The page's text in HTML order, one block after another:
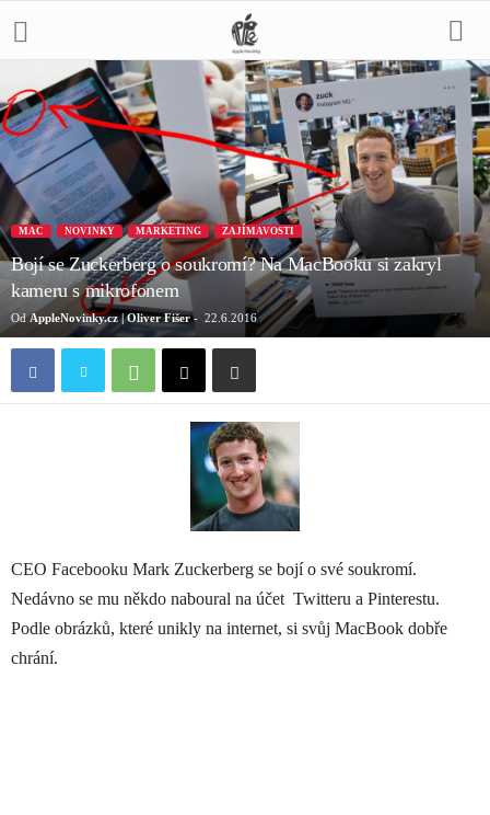
MAC NOVINKY MARKETING ZAJÍMAVOSTI
Bojí se Zuckerberg o soukromí? Na MacBooku si zakryl
kameru s mikrofonem
Od AppleNovinky.cz | Oliver Fišer- 22.6.2016
CEO Facebooku Mark Zuckerberg se bojí o své soukromí.
Nedávno se mu někdo naboural na účet Twitteru a Pinterestu.
Podle obrázků, které unikly na internet, si svůj MacBook dobře
chrání.